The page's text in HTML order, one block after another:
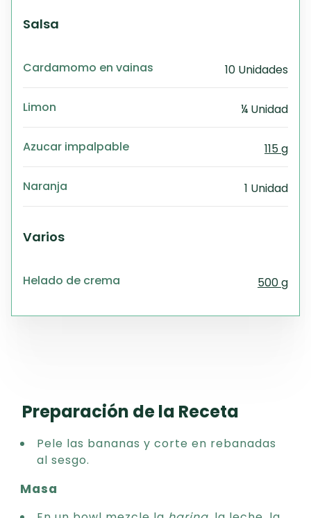
Salsa
Cardamomo en vainas 10 Unidades
Limon ¼ Unidad
Azucar impalpable 115 g
Naranja 1 Unidad
Varios
Helado de crema 500 g
Preparación de la Receta
Pele las bananas y corte en rebanadas
al sesgo.
Masa